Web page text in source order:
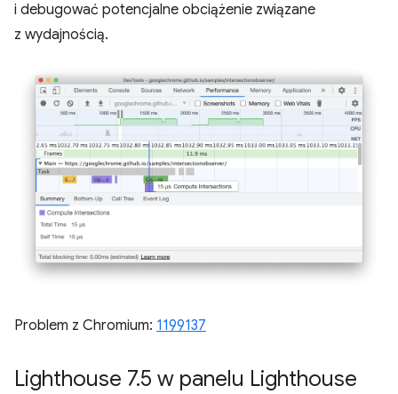
i debugować potencjalne obciążenie związane
z wydajnością.
Problem z Chromium: 1199137
Lighthouse 7.5 w panelu Lighthouse